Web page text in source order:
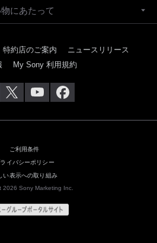
にあたって
特約店のご案内
ニュースリリース
My Sony 利用規約
ご利用条件
イバシーポリシー
い表示への取り組み
2026 Sony Marketing Inc.